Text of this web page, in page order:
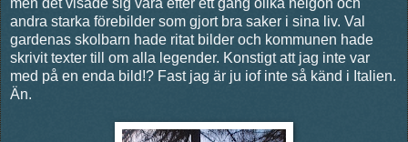
andra starka förebilder som gjort bra saker i sina liv. Val
gardenas skolbarn hade ritat bilder och kommunen hade
skrivit texter till om alla legender. Konstigt att jag inte var
med på en enda bild!? Fast jag är ju iof inte så känd i Italien.
Än.